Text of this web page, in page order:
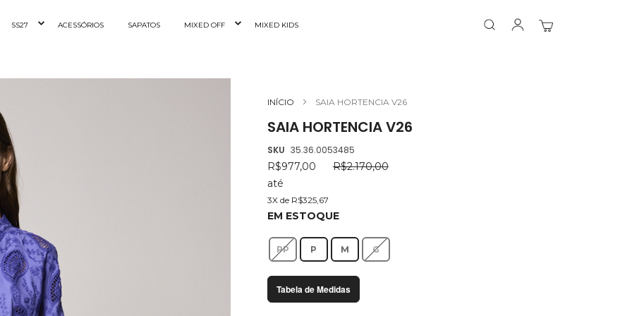
SS27 ACESSÓRIOS SAPATOS MIXED OFF MIXED KIDS Search
Meu Carrinho
INÍCIO SAIA HORTENCIA V26
SAIA HORTENCIA V26
SKU 35.36.0053485
R$977,00
R$2.170,00
até
3X de R$325,67
EM ESTOQUE
PP P M G
Tabela de Medidas